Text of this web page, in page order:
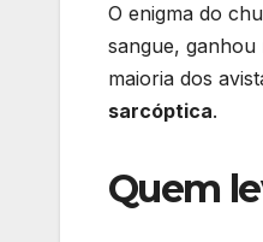
O enigma do
sangue, ganhou
maioria dos
sarcóptica.
Quem